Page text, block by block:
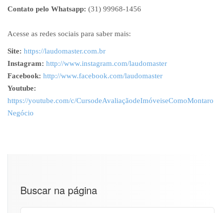
Contato pelo Whatsapp: (31) 99968-1456
Acesse as redes sociais para saber mais:
Site: https://laudomaster.com.br
Instagram: http://www.instagram.com/laudomaster
Facebook: http://www.facebook.com/laudomaster
Youtube:
https://youtube.com/c/CursodeAvaliaçãodeImóveiseComoMontaro
Negócio
Buscar na página